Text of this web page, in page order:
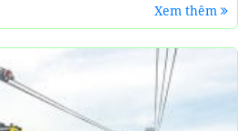
Xem thêm